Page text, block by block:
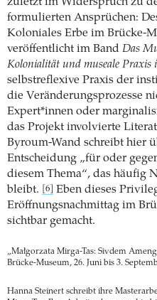
zuletzt im Widerspruch zu
formulierten Ansprüchen:
Koloniales Erbe im Brücke-
veröffentlicht im Band Das
Kolonialität und museale Praxis
selbstreflexive Praxis der
die Veränderungsprozesse
Expert*innen oder
das Projekt involvierte
Byroum-Wand schreibt hier
Entscheidung „für oder
diesem Thema“, das häufig
bleibt.
[6]
Eben dieses
Eröffnungsnachmittag im
sichtbar gemacht.
„Małgorzata Mirga-Tas: Sivdem
Brücke-Museum, 26. Juni bis 3.
Hanna Steinert schreibt ihre